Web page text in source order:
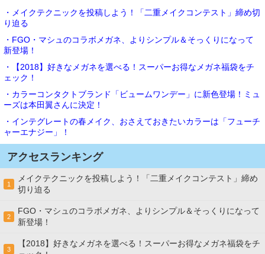
・メイクテクニックを投稿しよう！「二重メイクコンテスト」締め切
り迫る
・FGO・マシュのコラボメガネ、よりシンプル＆そっくりになって
新登場！
・【2018】好きなメガネを選べる！スーパーお得なメガネ福袋をチ
ェック！
・カラーコンタクトブランド「ビュームワンデー」に新色登場！ミュ
ーズは本田翼さんに決定！
・インテグレートの春メイク、おさえておきたいカラーは「フューチ
ャーエナジー」！
アクセスランキング
1
メイクテクニックを投稿しよう！「二重メイクコンテスト」締め
切り迫る
2
FGO・マシュのコラボメガネ、よりシンプル＆そっくりになって
新登場！
3
【2018】好きなメガネを選べる！スーパーお得なメガネ福袋をチ